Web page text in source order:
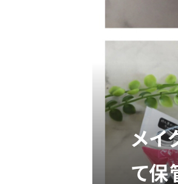
メイ
て保